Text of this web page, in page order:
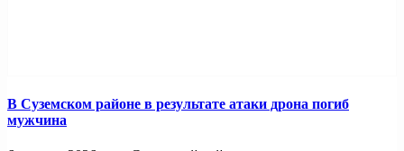
В Суземском районе в результате атаки дрона погиб
мужчина